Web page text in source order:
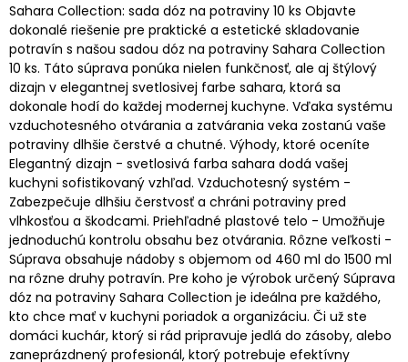
Sahara Collection: sada dóz na potraviny 10 ks Objavte
dokonalé riešenie pre praktické a estetické skladovanie
potravín s našou sadou dóz na potraviny Sahara Collection
10 ks. Táto súprava ponúka nielen funkčnosť, ale aj štýlový
dizajn v elegantnej svetlosivej farbe sahara, ktorá sa
dokonale hodí do každej modernej kuchyne. Vďaka systému
vzduchotesného otvárania a zatvárania veka zostanú vaše
potraviny dlhšie čerstvé a chutné. Výhody, ktoré oceníte
Elegantný dizajn - svetlosivá farba sahara dodá vašej
kuchyni sofistikovaný vzhľad. Vzduchotesný systém -
Zabezpečuje dlhšiu čerstvosť a chráni potraviny pred
vlhkosťou a škodcami. Priehľadné plastové telo - Umožňuje
jednoduchú kontrolu obsahu bez otvárania. Rôzne veľkosti -
Súprava obsahuje nádoby s objemom od 460 ml do 1500 ml
na rôzne druhy potravín. Pre koho je výrobok určený Súprava
dóz na potraviny Sahara Collection je ideálna pre každého,
kto chce mať v kuchyni poriadok a organizáciu. Či už ste
domáci kuchár, ktorý si rád pripravuje jedlá do zásoby, alebo
zaneprázdnený profesionál, ktorý potrebuje efektívny